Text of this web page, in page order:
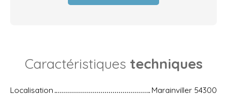
Caractéristiques techniques
Localisation
Marainviller 54300